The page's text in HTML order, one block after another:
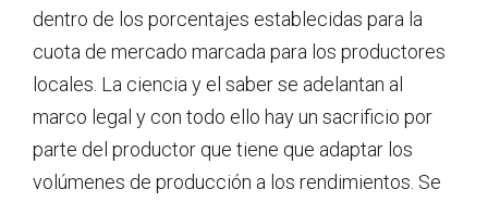
dentro de los porcentajes establecidas para la
cuota de mercado marcada para los productores
locales. La ciencia y el saber se adelantan al
marco legal y con todo ello hay un sacrificio por
parte del productor que tiene que adaptar los
volúmenes de producción a los rendimientos. Se